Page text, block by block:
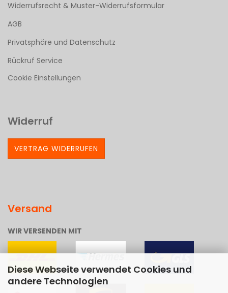
Diese Webseite verwendet Cookies und
andere Technologien
Widerrufsrecht & Muster-Widerrufsformular
AGB
Privatsphäre und Datenschutz
Rückruf Service
Cookie Einstellungen
Widerruf
VERTRAG WIDERRUFEN
Versand
WIR VERSENDEN MIT